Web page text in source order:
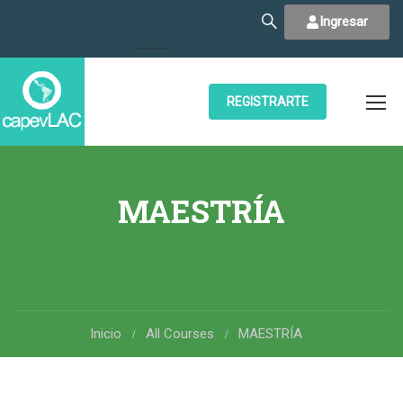
Ingresar
REGISTRARTE
MAESTRÍA
Inicio All Courses MAESTRÍA